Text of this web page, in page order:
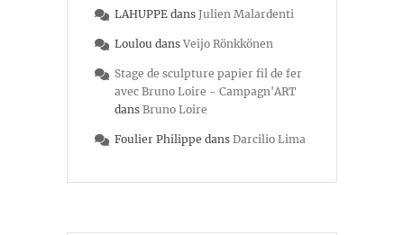
LAHUPPE dans Julien Malardenti
Loulou dans Veijo Rönkkönen
Stage de sculpture papier fil de fer
avec Bruno Loire - Campagn'ART
dans Bruno Loire
Foulier Philippe dans Darcilio Lima